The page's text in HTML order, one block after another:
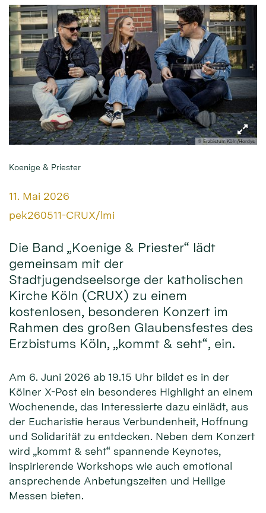
© Erzbistum Köln/Hordys
Koenige & Priester
Datum:
11. Mai 2026
Von:
pek260511-CRUX/lmi
Die Band „Koenige & Priester“ lädt
gemeinsam mit der
Stadtjugendseelsorge der katholischen
Kirche Köln (CRUX) zu einem
kostenlosen, besonderen Konzert im
Rahmen des großen Glaubensfestes des
Erzbistums Köln, „kommt & seht“, ein.
Am 6. Juni 2026 ab 19.15 Uhr bildet es in der
Kölner X-Post ein besonderes Highlight an einem
Wochenende, das Interessierte dazu einlädt, aus
der Eucharistie heraus Verbundenheit, Hoffnung
und Solidarität zu entdecken. Neben dem Konzert
wird „kommt & seht“ spannende Keynotes,
inspirierende Workshops wie auch emotional
ansprechende Anbetungszeiten und Heilige
Messen bieten.